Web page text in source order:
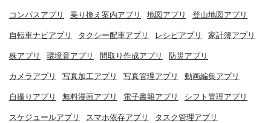
コンパスアプリ 乗り換え案内アプリ 地図アプリ 登山地図アプリ
自転車ナビアプリ タクシー配車アプリ レシピアプリ 家計簿アプリ
株アプリ 環境音アプリ 間取り作成アプリ 防災アプリ
カメラアプリ 写真加工アプリ 写真管理アプリ 動画編集アプリ
自撮りアプリ 無料漫画アプリ 電子書籍アプリ シフト管理アプリ
スケジュールアプリ スマホ依存アプリ タスク管理アプリ